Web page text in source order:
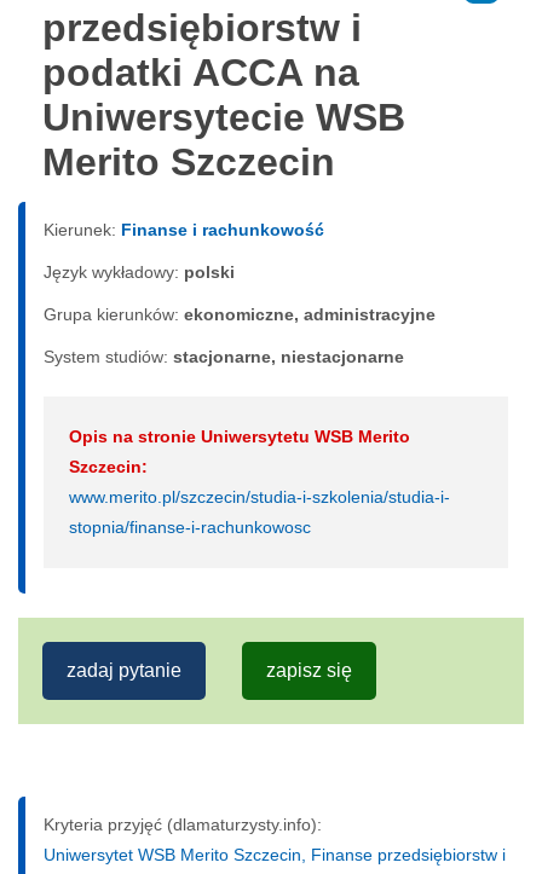
przedsiębiorstw i
podatki ACCA na
Uniwersytecie WSB
Merito Szczecin
Kierunek: Finanse i rachunkowość
Język wykładowy: polski
Grupa kierunków: ekonomiczne, administracyjne
System studiów: sta­cjo­nar­ne, nie­sta­cjo­nar­ne
Opis na stronie Uniwersytetu WSB Merito
Szczecin:
www.merito.pl/szczecin/studia-i-szkolenia/studia-i-
stopnia/finanse-i-rachunkowosc
zadaj pytanie zapisz się
Kryteria przyjęć (dlamaturzysty.info):
Uniwersytet WSB Merito Szczecin, Finanse przedsiębiorstw i